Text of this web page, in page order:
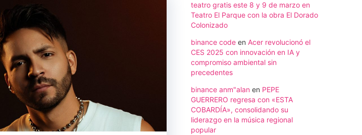
teatro gratis este 8 y 9 de marzo en
Teatro El Parque con la obra El Dorado
Colonizado
binance code en Acer revolucionó el
CES 2025 con innovación en IA y
compromiso ambiental sin
precedentes
binance anm"alan en PEPE
GUERRERO regresa con «ESTA
COBARDÍA», consolidando su
liderazgo en la música regional
popular